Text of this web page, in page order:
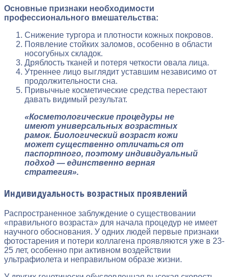
Основные признаки необходимости
профессионального вмешательства:
Снижение тургора и плотности кожных покровов.
Появление стойких заломов, особенно в области
носогубных складок.
Дряблость тканей и потеря четкости овала лица.
Утреннее лицо выглядит уставшим независимо от
продолжительности сна.
Привычные косметические средства перестают
давать видимый результат.
«Косметологические процедуры не
имеют универсальных возрастных
рамок. Биологический возраст кожи
может существенно отличаться от
паспортного, поэтому индивидуальный
подход — единственно верная
стратегия».
Индивидуальность возрастных проявлений
Распространенное заблуждение о существовании
«правильного возраста» для начала процедур не имеет
научного обоснования. У одних людей первые признаки
фотостарения и потери коллагена проявляются уже в 23-
25 лет, особенно при активном воздействии
ультрафиолета и неправильном образе жизни.